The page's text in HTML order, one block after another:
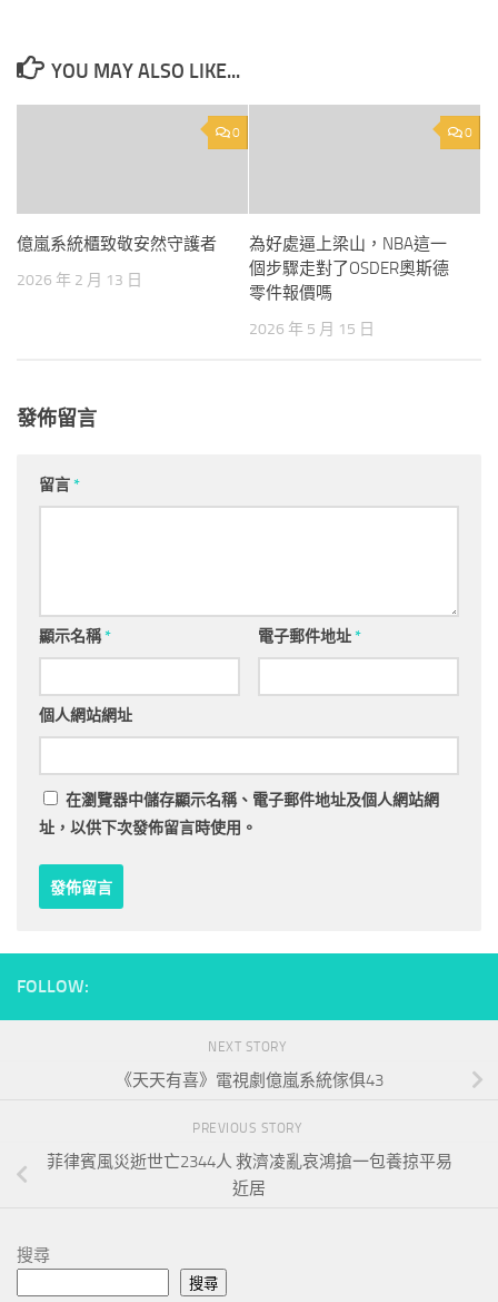
YOU MAY ALSO LIKE...
0
億嵐系統櫃致敬安然守護者
2026 年 2 月 13 日
0
為好處逼上梁山，NBA這一
個步驟走對了OSDER奧斯德
零件報價嗎
2026 年 5 月 15 日
發佈留言
留言*
顯示名稱* 電子郵件地址*
個人網站網址
在瀏覽器中儲存顯示名稱、電子郵件地址及個人網站網
址，以供下次發佈留言時使用。
FOLLOW:
NEXT STORY
《天天有喜》電視劇億嵐系統傢俱43
PREVIOUS STORY
菲律賓風災逝世亡2344人 救濟凌亂哀鴻搶一包養掠平易
近居
搜尋
搜尋